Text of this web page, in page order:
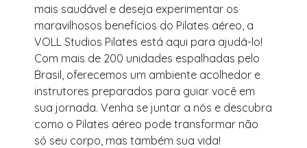
mais saudável e deseja experimentar os
maravilhosos benefícios do Pilates aéreo, a
VOLL Studios Pilates está aqui para ajudá-lo!
Com mais de 200 unidades espalhadas pelo
Brasil, oferecemos um ambiente acolhedor e
instrutores preparados para guiar você em
sua jornada. Venha se juntar a nós e descubra
como o Pilates aéreo pode transformar não
só seu corpo, mas também sua vida!